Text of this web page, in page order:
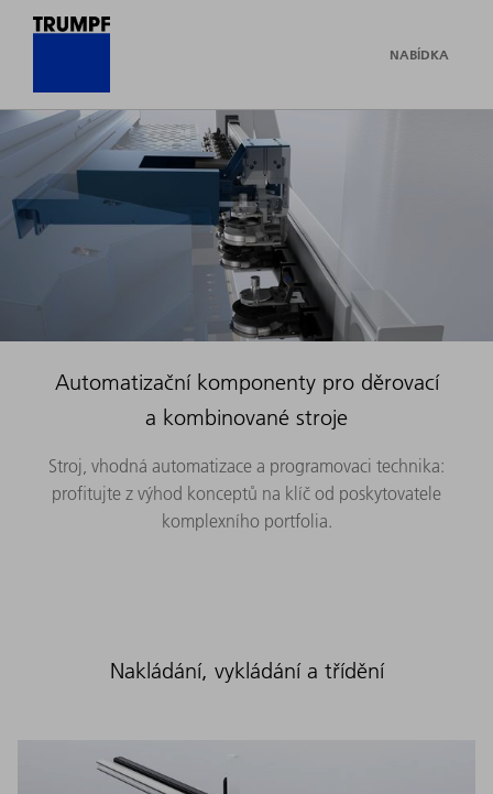
NABÍDKA
Automatizační komponenty pro děrovací
a kombinované stroje
Stroj, vhodná automatizace a programovaci technika:
profitujte z výhod konceptů na klíč od poskytovatele
komplexního portfolia.
Nakládání, vykládání a třídění